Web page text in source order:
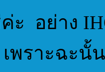
ะ อย่าง
พราะฉะนั้